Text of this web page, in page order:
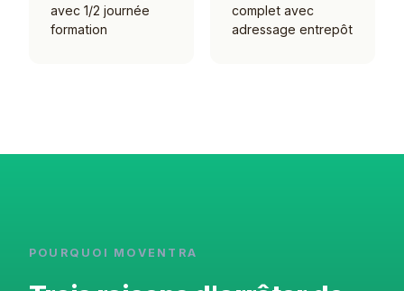
avec 1/2 journée
formation
complet avec
adressage entrepôt
POURQUOI MOVENTRA